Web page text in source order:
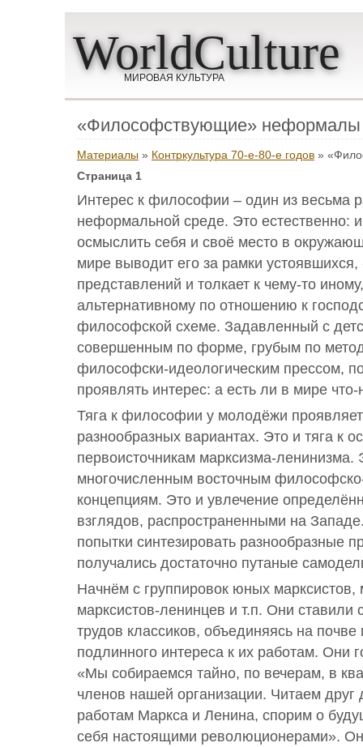
WorldCulture
МИРОВАЯ КУЛЬТУРА
«Философствующие» неформалы
Материалы » Контркультура 70-е-80-е годов »
Страница 1
Интерес к философии – один из весьма
неформальной среде. Это естественно:
осмыслить себя и своё место в
мире выводит его за рамки
представлений и толкает к чему-то
альтернативному по отношению к
философской схеме. Задавленный с
совершенным по форме, грубым по
философски-идеологическим прессом,
проявлять интерес: а есть ли в мире
Тяга к философии у молодёжи
разнообразных вариантах. Это и тяга к
первоисточникам марксизма-ленинизма.
многочисленным восточным
концепциям. Это и увлечение
взглядов, распространенными на
попытки синтезировать разнообразные
получались достаточно путаные
Начнём с группировок юных
марксистов-ленинцев и т.п. Они ставили
трудов классиков, объединяясь на почве
подлинного интереса к их работам. Они
«Мы собираемся тайно, по вечерам, в
членов нашей организации. Читаем друг
работам Маркса и Ленина, спорим о
себя настоящими революционерами».